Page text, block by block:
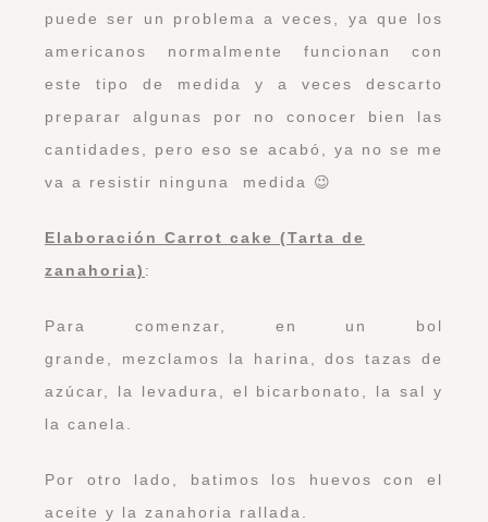
puede ser un problema a veces, ya que los
americanos normalmente funcionan con
este tipo de medida y a veces descarto
preparar algunas por no conocer bien las
cantidades, pero eso se acabó, ya no se me
va a resistir ninguna medida 😉
Elaboración Carrot cake (Tarta de
zanahoria) :
Para comenzar, en un bol
grande, mezclamos la harina, dos tazas de
azúcar, la levadura, el bicarbonato, la sal y
la canela.
Por otro lado, batimos los huevos con el
aceite y la zanahoria rallada.